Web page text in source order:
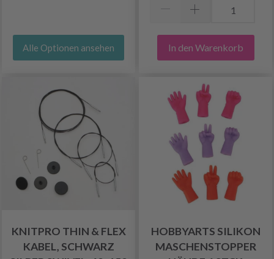
Alle Optionen ansehen In den Warenkorb
KNITPRO THIN & FLEX
KABEL, SCHWARZ
HOBBYARTS SILIKON
MASCHENSTOPPER